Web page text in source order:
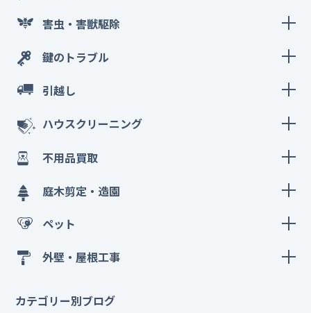
害虫・害獣駆除
鍵のトラブル
引越し
ハウスクリーニング
不用品買取
庭木剪定・造園
ペット
外壁・屋根工事
カテゴリー別ブログ